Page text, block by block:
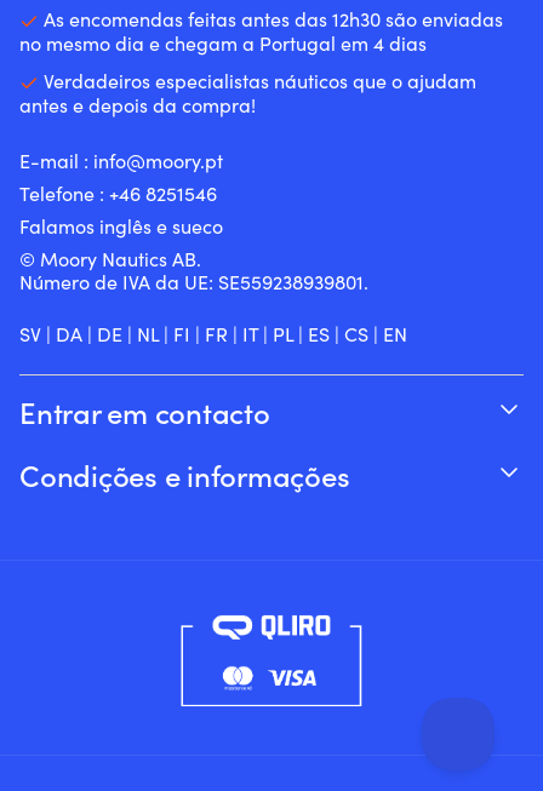
As encomendas feitas antes das 12h30 são enviadas
no mesmo dia e chegam a Portugal em 4 dias
Verdadeiros especialistas náuticos que o ajudam
antes e depois da compra!
E-mail : info@moory.pt
Telefone : +46 8251546
Falamos inglês e sueco
© Moory Nautics AB.
Número de IVA da UE: SE559238939801.
SV | DA | DE | NL| FI | FR | IT| PL| ES | CS | EN
Entrar em contacto
Sobre a Moory
Condições e informações
Devoluções e reembolsos
Termos e Condições
Política de privacidade